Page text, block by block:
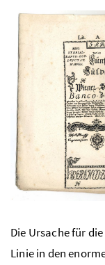
Die Ursache für
Linie in den